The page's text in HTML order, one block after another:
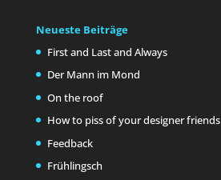
Neueste Beiträge
First and Last and Always
Der Mann im Mond
On the roof
How to piss of your designer friends
Feedback
Frühlingsch